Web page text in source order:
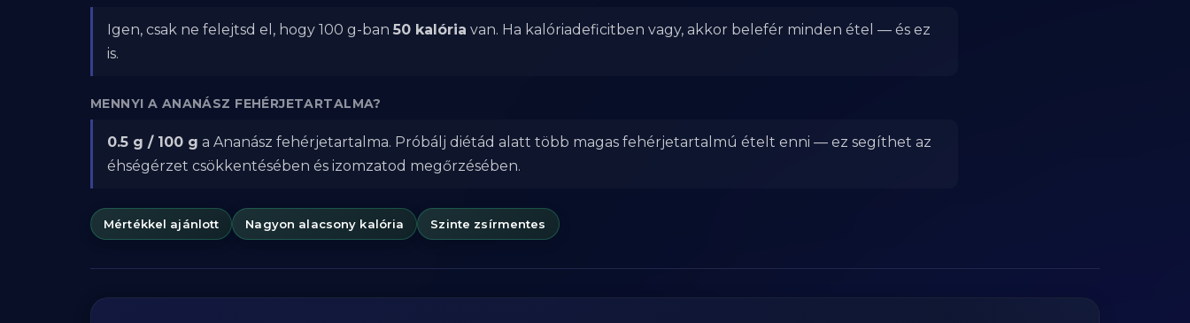
Igen, csak ne felejtsd el, hogy 100 g-ban 50 kalória van. Ha kalóriadeficitben vagy, akkor belefér minden étel — és ez
is.
MENNYI A ANANÁSZ FEHÉRJETARTALMA?
0.5 g / 100 g a Ananász fehérjetartalma. Próbálj diétád alatt több magas fehérjetartalmú ételt enni — ez segíthet az
éhségérzet csökkentésében és izomzatod megőrzésében.
Mértékkel ajánlott Nagyon alacsony kalória Szinte zsírmentes